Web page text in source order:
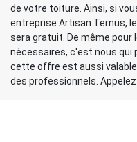
de votre toiture. Ainsi, si
entreprise Artisan Ternus,
sera gratuit. De même
nécessaires, c'est nous qui
cette offre est aussi
des professionnels.